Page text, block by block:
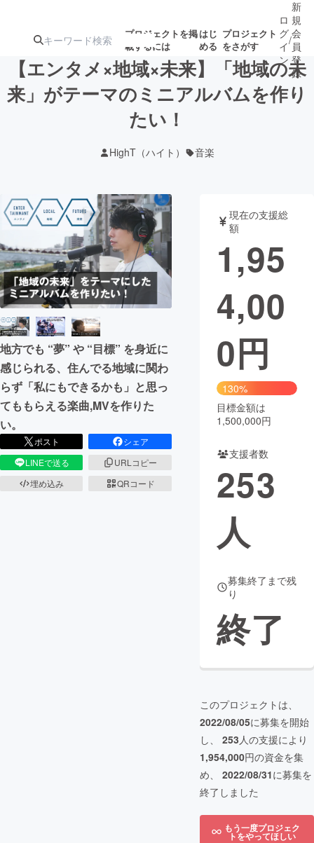
プロジェクトを掲
載するには
はじ
める
プロジェクト
をさがす
注目の新着プロ 募集終了が近いプ
テクノロジー・ガジェット
映像・映画 書籍・雑誌
ビジネス・起業 チャレンジ
まちづくり・地域活性化
CAMPFIRE for Social Good
CAMPFIRE Creation
CAMPFIREふるさと納税
コミュニティ
ロ
グ
イ
ン
/
新
規
会
員
登
録
【エンタメ×地域×未来】「地域の未
来」がテーマのミニアルバムを作り
たい！
HighT（ハイト） 音楽
地方でも “夢” や “⽬標” を身近に
感じられる、住んでる地域に関わ
らず「私にもできるかも」と思っ
てももらえる楽曲,MVを作りた
い。
ポスト
シェア
LINEで送る
URLコピー
埋め込み
QRコード
現在の支援総
額
1,95
4,00
0円
130%
目標金額は
1,500,000円
支援者数
253
人
募集終了まで残
り
終了
このプロジェクトは、
2022/08/05に募集を開始
し、 253人の支援により
1,954,000円の資金を集
め、 2022/08/31に募集を
終了しました
もう一度プロジェク
トをやってほしい